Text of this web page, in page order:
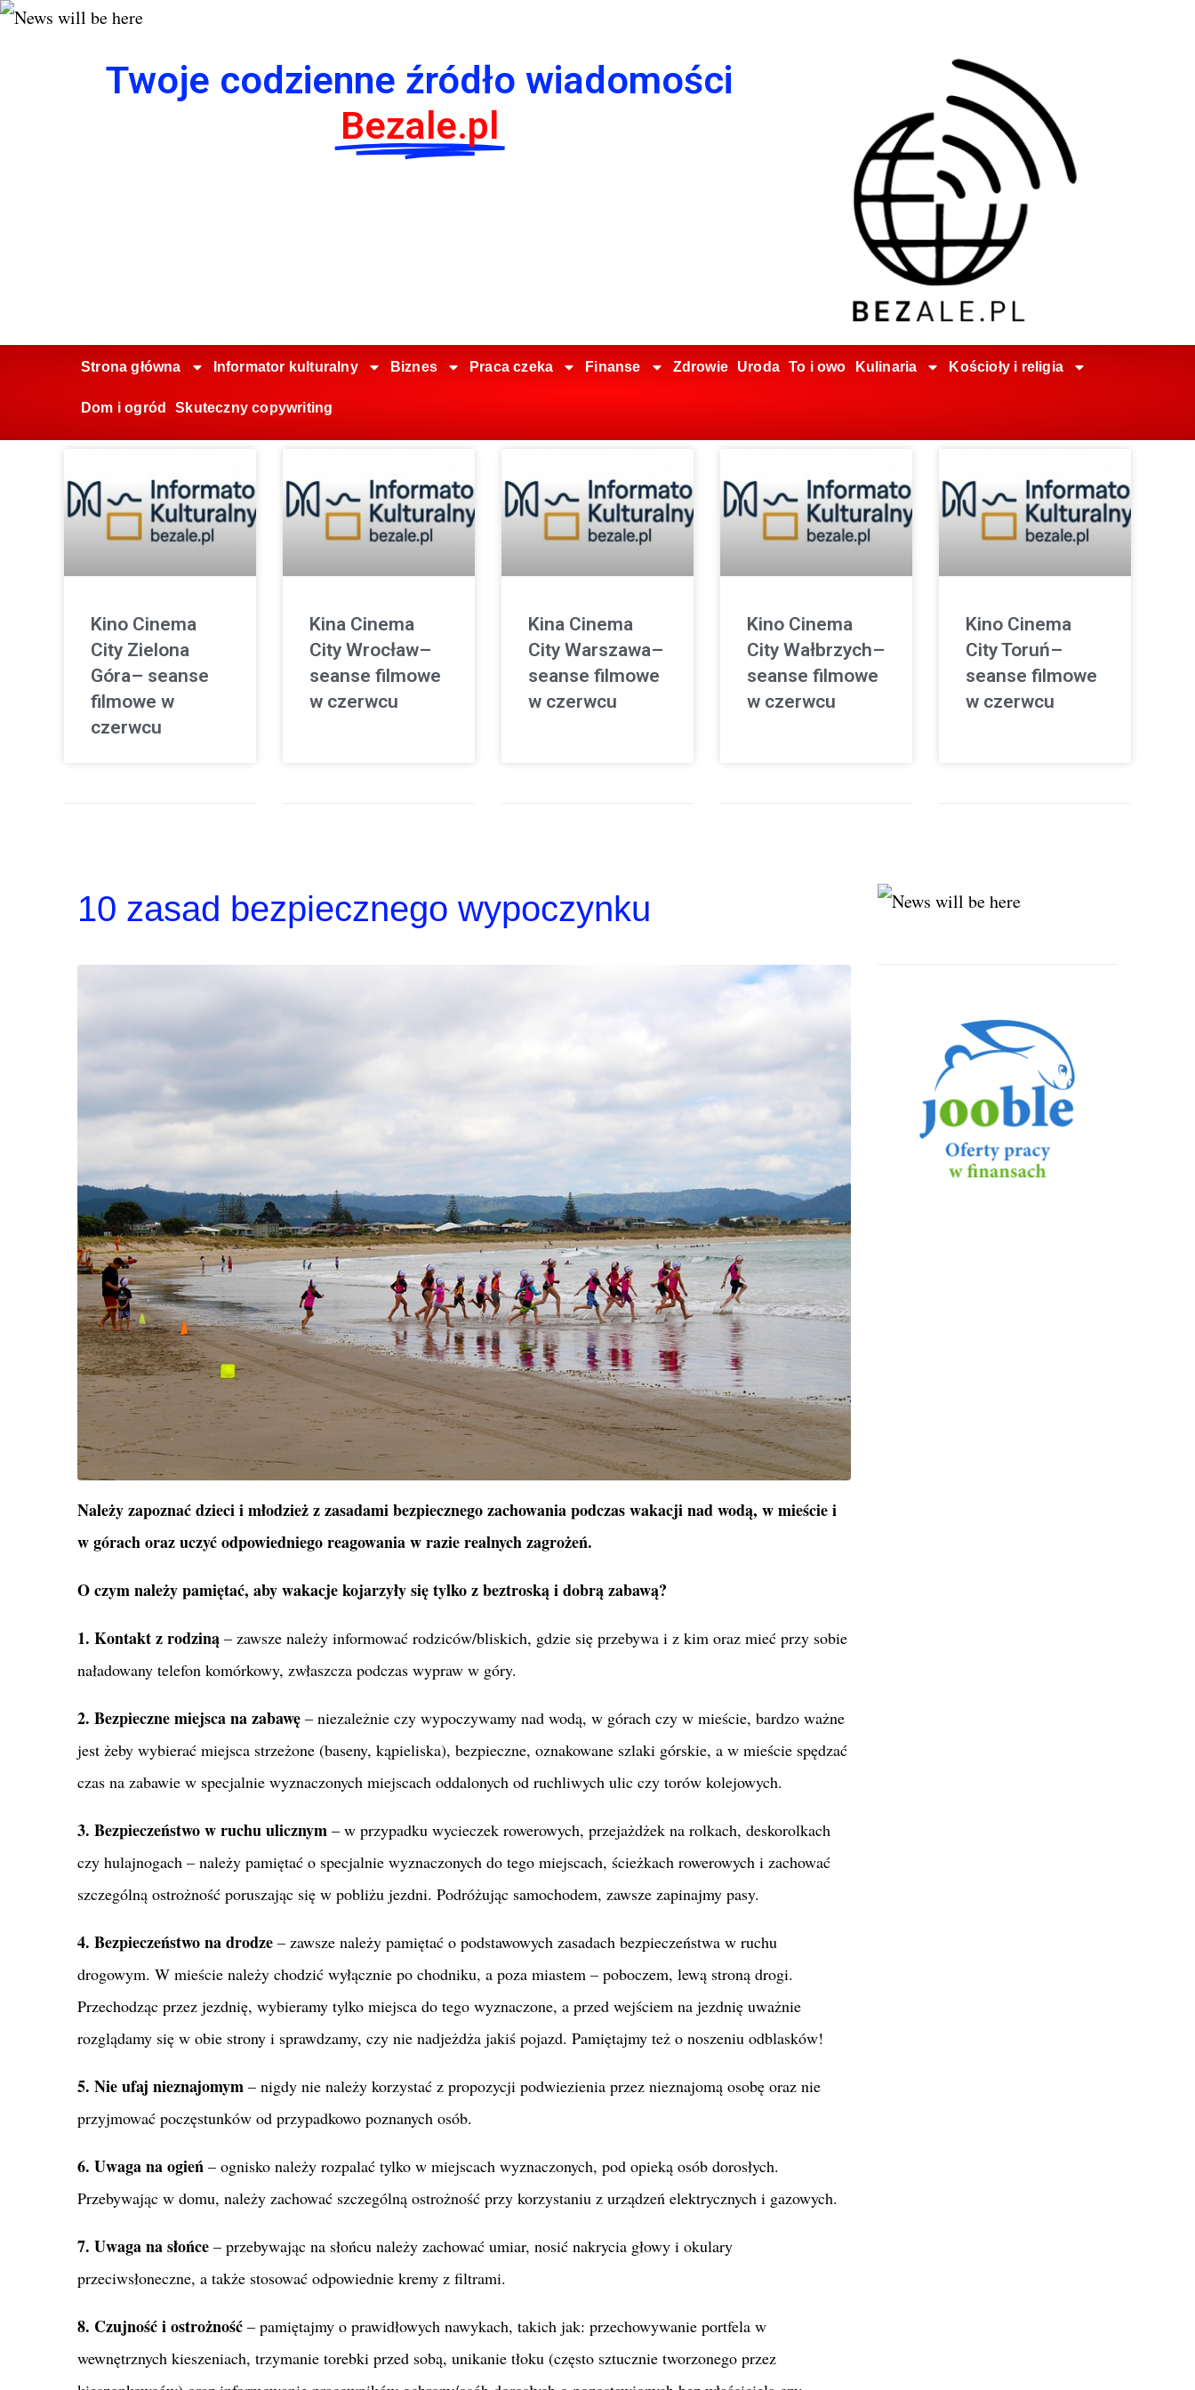
Twoje codzienne źródło wiadomości
Bezale.pl
Strona główna Informator kulturalny Biznes Praca czeka Finanse Zdrowie Uroda To i owo Kulinaria Kościoły i religia
Dom i ogród Skuteczny copywriting
Kino Cinema
City Zielona
Góra– seanse
filmowe w
czerwcu
Kina Cinema
City Wrocław–
seanse filmowe
w czerwcu
Kina Cinema
City Warszawa–
seanse filmowe
w czerwcu
Kino Cinema
City Wałbrzych–
seanse filmowe
w czerwcu
Kino Cinema
City Toruń–
seanse filmowe
w czerwcu
10 zasad bezpiecznego wypoczynku
Należy zapoznać dzieci i młodzież z zasadami bezpiecznego zachowania podczas wakacji nad wodą, w mieście i
w górach oraz uczyć odpowiedniego reagowania w razie realnych zagrożeń.
O czym należy pamiętać, aby wakacje kojarzyły się tylko z beztroską i dobrą zabawą?
1. Kontakt z rodziną – zawsze należy informować rodziców/bliskich, gdzie się przebywa i z kim oraz mieć przy sobie
naładowany telefon komórkowy, zwłaszcza podczas wypraw w góry.
2. Bezpieczne miejsca na zabawę – niezależnie czy wypoczywamy nad wodą, w górach czy w mieście, bardzo ważne
jest żeby wybierać miejsca strzeżone (baseny, kąpieliska), bezpieczne, oznakowane szlaki górskie, a w mieście spędzać
czas na zabawie w specjalnie wyznaczonych miejscach oddalonych od ruchliwych ulic czy torów kolejowych.
3. Bezpieczeństwo w ruchu ulicznym – w przypadku wycieczek rowerowych, przejażdżek na rolkach, deskorolkach
czy hulajnogach – należy pamiętać o specjalnie wyznaczonych do tego miejscach, ścieżkach rowerowych i zachować
szczególną ostrożność poruszając się w pobliżu jezdni. Podróżując samochodem, zawsze zapinajmy pasy.
4. Bezpieczeństwo na drodze – zawsze należy pamiętać o podstawowych zasadach bezpieczeństwa w ruchu
drogowym. W mieście należy chodzić wyłącznie po chodniku, a poza miastem – poboczem, lewą stroną drogi.
Przechodząc przez jezdnię, wybieramy tylko miejsca do tego wyznaczone, a przed wejściem na jezdnię uważnie
rozglądamy się w obie strony i sprawdzamy, czy nie nadjeżdża jakiś pojazd. Pamiętajmy też o noszeniu odblasków!
5. Nie ufaj nieznajomym – nigdy nie należy korzystać z propozycji podwiezienia przez nieznajomą osobę oraz nie
przyjmować poczęstunków od przypadkowo poznanych osób.
6. Uwaga na ogień – ognisko należy rozpalać tylko w miejscach wyznaczonych, pod opieką osób dorosłych.
Przebywając w domu, należy zachować szczególną ostrożność przy korzystaniu z urządzeń elektrycznych i gazowych.
7. Uwaga na słońce – przebywając na słońcu należy zachować umiar, nosić nakrycia głowy i okulary
przeciwsłoneczne, a także stosować odpowiednie kremy z filtrami.
8. Czujność i ostrożność – pamiętajmy o prawidłowych nawykach, takich jak: przechowywanie portfela w
wewnętrznych kieszeniach, trzymanie torebki przed sobą, unikanie tłoku (często sztucznie tworzonego przez